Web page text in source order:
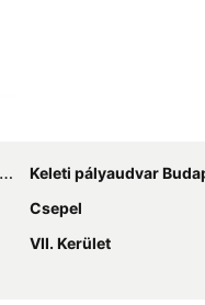
Keleti pályaudvar
Csepel
VII. Kerület